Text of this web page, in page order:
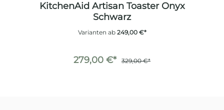
KitchenAid Artisan Toaster Onyx
Schwarz
Varianten ab249,00 €*
279,00 €* 329,00 €*